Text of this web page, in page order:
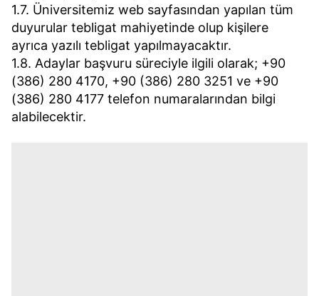
1.7. Üniversitemiz web sayfasından yapılan tüm
duyurular tebligat mahiyetinde olup kişilere
ayrıca yazılı tebligat yapılmayacaktır.
1.8. Adaylar başvuru süreciyle ilgili olarak; +90
(386) 280 4170, +90 (386) 280 3251 ve +90
(386) 280 4177 telefon numaralarından bilgi
alabilecektir.